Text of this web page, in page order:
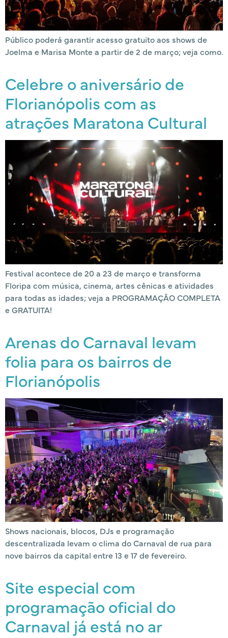
Público poderá garantir acesso gratuito aos shows de
Joelma e Marisa Monte a partir de 2 de março; veja como.
Celebre o aniversário de
Florianópolis com as
atrações Maratona Cultural
Festival acontece de 20 a 23 de março e transforma
Floripa com música, cinema, artes cênicas e atividades
para todas as idades; veja a PROGRAMAÇÃO COMPLETA
e GRATUITA!
Arenas do Carnaval levam
folia para os bairros de
Florianópolis
Shows nacionais, blocos, DJs e programação
descentralizada levam o clima do Carnaval de rua para
nove bairros da capital entre 13 e 17 de fevereiro.
Site especial com
programação oficial do
Carnaval já está no ar